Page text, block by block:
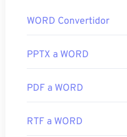
WORD Convertidor
PPTX a WORD
PDF a WORD
RTF a WORD